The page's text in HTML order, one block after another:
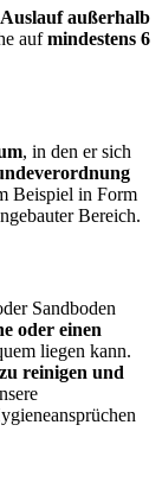
außerhalb
aufmindestens 6
, in den er sich
Beispiel in Form
Bereich.
Sandboden
oder einen
liegen kann.
reinigen und